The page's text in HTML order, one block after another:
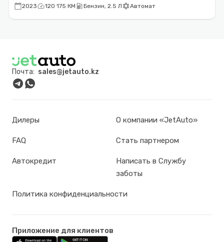
calendar_today2023speed120 175 КМ local_gas_stationБензин, 2.5 ЛsettingsАвтомат
Почта: sales@jetauto.kz
Дилеры О компании «JetAuto»
FAQ Стать партнером
Автокредит
Написать в Службу
заботы
Политика конфиденциальности
Приложение для клиентов